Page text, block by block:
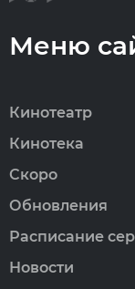
Меню
Кинотеатр
Кинотека
Скоро
Обновления
Расписание
Новости